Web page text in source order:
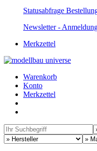
Statusabfrage
Newsletter -
Merkzettel
Warenkorb
Konto
Merkzettel